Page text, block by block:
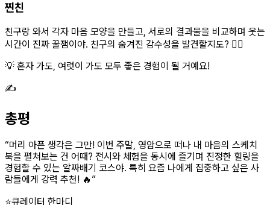
찐친
친구랑 와서 각자 마음 모양을 만들고, 서로의 결과물을 비교하며 웃는
시간이 진짜 꿀잼이야. 친구의 숨겨진 감수성을 발견할지도? 👯‍♀️
💡 혼자 가도, 여럿이 가도 모두 좋은 경험이 될 거예요!
✍️
총평
“머리 아픈 생각은 그만! 이번 주말, 영암으로 떠나 내 마음의 스케치
북을 펼쳐보는 건 어때? 전시와 체험을 동시에 즐기며 진정한 힐링을
경험할 수 있는 알짜배기 코스야. 특히 요즘 나에게 집중하고 싶은 사
람들에게 강력 추천! 🔥 ”
⭐큐레이터 한마디